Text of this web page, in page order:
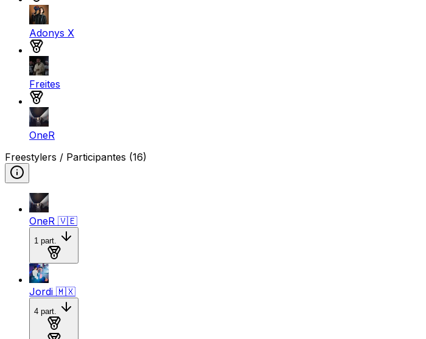
Adonys X
Freites
OneR
Freestylers / Participantes (16)
OneR 🇻🇪
1 part.
Medalla de oro
Jordi 🇲🇽
4 part.
Medalla de plata
Medalla de bronce